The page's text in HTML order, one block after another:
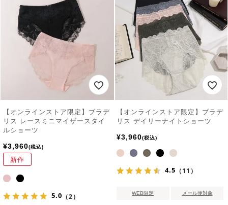
【オンラインストア限定】ブラデ
リス レースミニマイザースタイ
ルショーツ
¥3,960 税込
新作
5.0 （2）
【オンラインストア限定】ブラデ
リス デイリーナイトショーツ
¥3,960 税込
4.5 （11）
WEB限定 メール便対象